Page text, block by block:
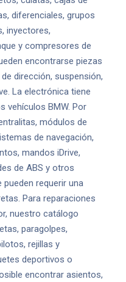
diferenciales, grupos
inyectores,
y compresores de
encontrarse piezas
dirección, suspensión,
La electrónica tiene
vehículos BMW. Por
módulos de
de navegación,
mandos iDrive,
de ABS y otros
requerir una
Para reparaciones
nuestro catálogo
paragolpes,
rejillas y
deportivos o
encontrar asientos,